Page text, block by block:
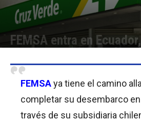
FEMSA entra en
FEMSAya tiene el camino
completar su desembarco en
través de su subsidiaria